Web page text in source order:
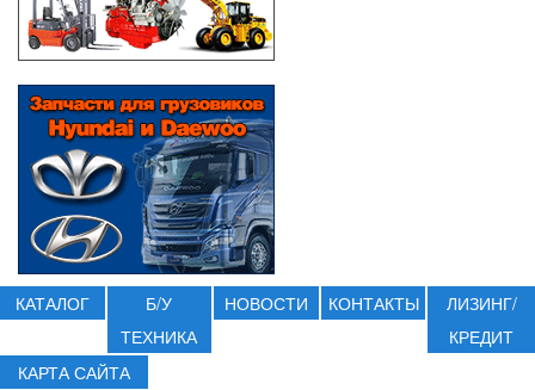
КАТАЛОГ
Б/У
ТЕХНИКА
НОВОСТИ КОНТАКТЫ
ЛИЗИНГ/
КРЕДИТ
КАРТА САЙТА